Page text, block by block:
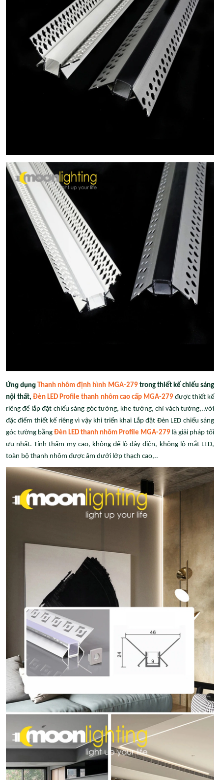
Ứng dụngThanh nhôm định hình MGA-279trong thiết kế chiếu sáng
nội thất,Đèn LED Profile thanh nhôm cao cấp MGA-279được thiết kế
riêng để lắp đặt chiếu sáng góc tường, khe tường, chỉ vách tường,..với
đặc điểm thiết kế riêng vì vậy khi triển khai Lắp đặt Đèn LED chiếu sáng
góc tường bằng Đèn LED thanh nhôm Profile MGA-279 là giải pháp tối
ưu nhất. Tính thẩm mỹ cao, không để lộ dây điện, không lộ mắt LED,
toàn bộ thanh nhôm được âm dưới lớp thạch cao,..